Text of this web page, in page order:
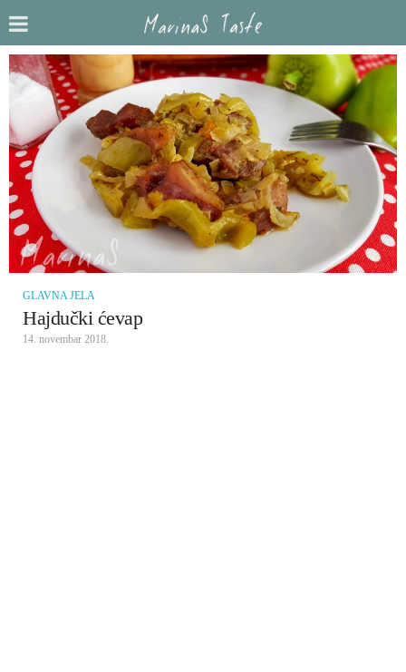
GLAVNA JELA
Hajdučki ćevap
14. novembar 2018.